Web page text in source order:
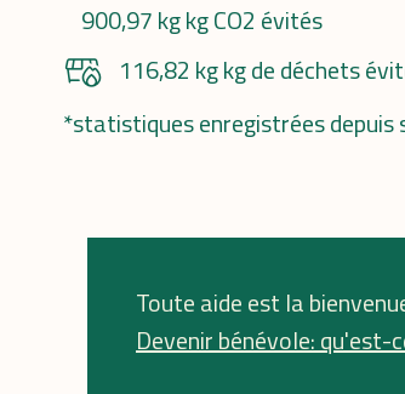
900,97 kg kg CO2 évités
116,82 kg kg de déchets
*statistiques enregistrées depuis
Toute aide est la
Devenir bénévole: qu'est-